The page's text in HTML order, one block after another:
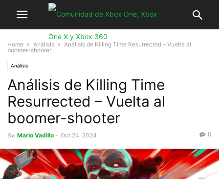
Home Análisis
Análisis de Killing Time Resurrected – Vuelta al
boomer-shooter
Análisis
Análisis de Killing Time
Resurrected – Vuelta al
boomer-shooter
By Mario Vadillo - Oct 24, 2024 0